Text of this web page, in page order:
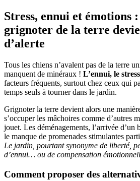
Stress, ennui et émotions
grignoter de la terre
d’alerte
Tous les chiens n’avalent pas de la terre
manquent de minéraux ! L’ennui, le
facteurs fréquents, surtout chez ceux qui
temps seuls à tourner dans le jardin.
Grignoter la terre devient alors une
s’occuper les mâchoires comme d’autres
jouet. Les déménagements, l’arrivée d’un
le manque de promenades stimulantes
Le jardin, pourtant synonyme de liberté,
d’ennui… ou de compensation
Comment proposer des